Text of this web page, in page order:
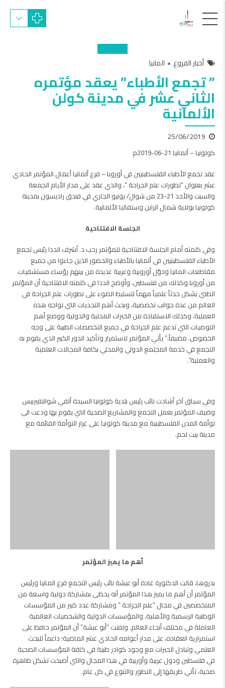
أخبار الفروع المانيا
” تجمع الأطباء” يعقد مؤتمره
الثاني عشر في مدينة كولن
الألمانية
25/06/2019
كولونيا – ألمانيا 21-06-2019م
عقد تجمع الأطباء الفلسطينيين في أوروبا – فرع ألمانيا أعمال المؤتمر الحادي
عشر بعنوان “تطورات علم الجراحة “، والذي عقد على مدار الأيام الجمعة
والسبت والأحد 21-23 من شوال/ يونيو الجاري في فندق راديسون بمدينة
كولونيا بولاية شمال الراين وستفاليا الألمانية.
الجلسة الافتتاحية
وفي كلمته أمام الجلسة الافتتاحية للمؤتمر رحب د. أشرف الددا رئيس تجمع
الأطباء الفلسطينيين في ألمانيا بالأطباء والحضور الذين جاءوا من جميع
مقاطعات المانيا ودوّل أوروبية وعربية عديدة من بينهم رؤساء مستشفيات
من أوروبا وكذلك من فلسطين. وأوضح الددا في كلمته الافتتاحية أن المؤتمر
الطبي يشكل حدثاً علمياً مهماً لتسليط الضوء على تطورات علم الجراحة في
العالم من عدة جوانب تخصصية، وبحث أهم التحديات التي تواجه هذه
العملية، وكذلك الاستفادة من الخبرات المحلية والدولية ووضع أهم
التوصيات التي تدعم علم الجراحة في جميع التخصصات الطبية على وجه
الخصوص. مضيفاً:” يأتي المؤتمر لاستمرار وتأكيد الدور الكبير الذي يقوم به
التجمع في خدمة المجتمع الدولي والمحلي بكافة المجالات العلمية
والعملية”.
وفي سياق آخر أشادت نائب رئيس بلدية كولونيا السيدة ألفي شوانتفيربيس
وضيف المؤتمر بعمل التجمع والمشاريع الصحية التي يقوم بها ودعت الى
توأمة المدن الفلسطينية مع مدينة كولونيا على غرار التوأمة القائمة مع
مدينة بيت لحم.
أهم ما يميز المؤتمر
بدروها، قالت الدكتورة غادة أبو عيشة نائب رئيس التجمع فرع المانيا ورئيس
المؤتمر أن أهم ما يميز هذا المؤتمر أنه يحظى بمشاركة دولية واسعة من
المتخصصين في مجال “علم الجراحة ” ومشاركة عدد كبير من المؤسسات
الوطنية الرسمية والأهلية، والمؤسسات الدولية والشخصيات العالمية
العاملة في مختلف أنحاء العالم. ولفتت “أبو عيشة” أن المؤتمر حافظ على
استمرارية انعقاده، على مدار أعوامه الحادي عشر الماضية؛ داعماً للبحث
العلمي وتبادل الخبرات مع وجود كوادر طبية في كافة المؤسسات الصحية
في فلسطين ودول عربية وأوربية في هذا المجال والتي أصبحت تشكل ظاهرة
صحية، تأتي طريقها إلى التطور والتنوع في كل عام.